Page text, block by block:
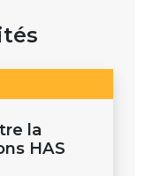
la
HAS